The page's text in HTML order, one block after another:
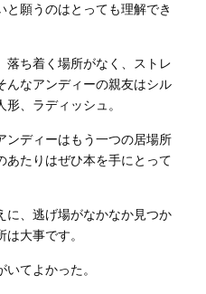
と願うのはとっても理解でき
ち着く場所がなく、ストレ
んなアンディーの親友はシル
、ラディッシュ。
ディーはもう一つの居場所
あたりはぜひ本を手にとって
、逃げ場がなかなか見つか
大事です。
てよかった。